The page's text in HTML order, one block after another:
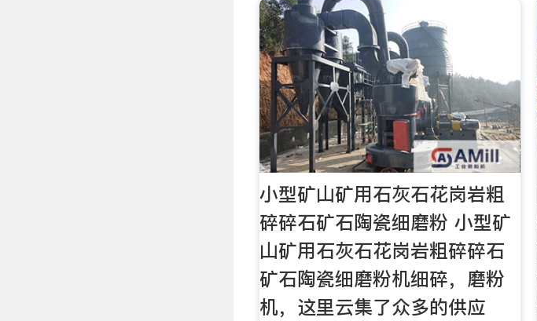
小型矿山矿用石灰石花岗岩粗
碎碎石矿石陶瓷细磨粉 小型矿
山矿用石灰石花岗岩粗碎碎石
矿石陶瓷细磨粉机细碎，磨粉
机，这里云集了众多的供应